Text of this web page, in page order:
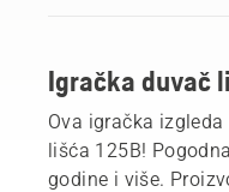
Igračka duvač
Ova igračka
lišća 125B!
godine i više.